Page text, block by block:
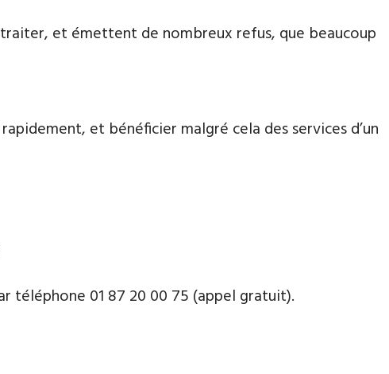
et émettent de nombreux refus, que beaucoup
et bénéficier malgré cela des services d’un
téléphone ​​0​1 87 20 00 75 (appel gratuit).